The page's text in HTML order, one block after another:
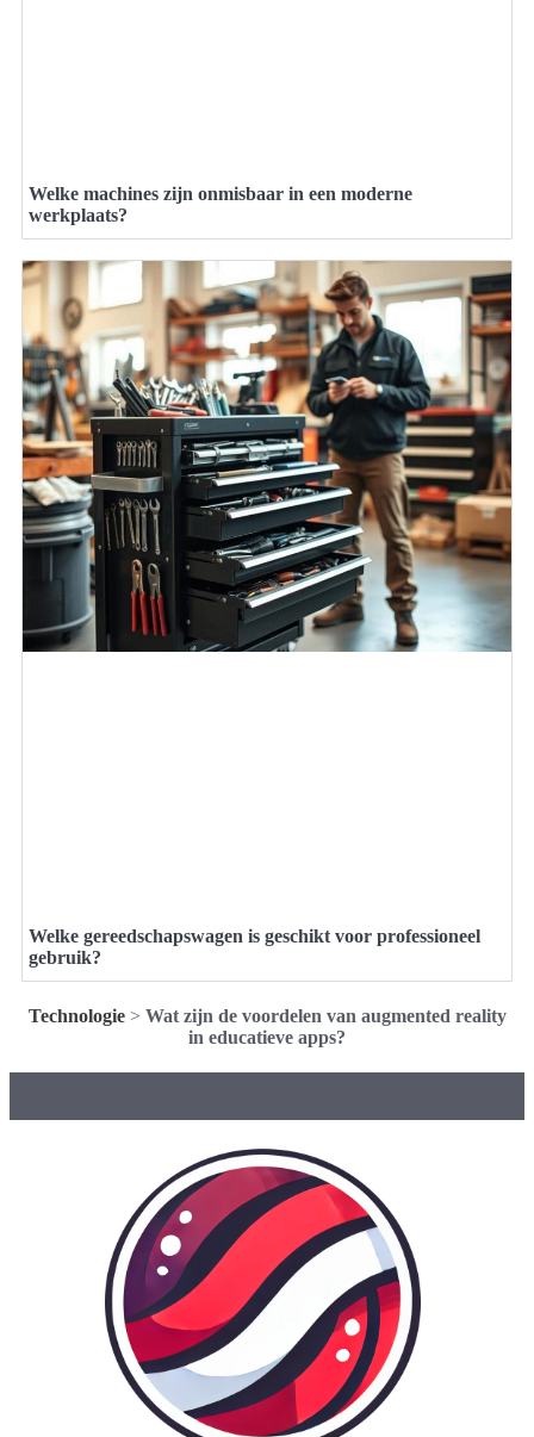
Welke machines zijn onmisbaar in een moderne
werkplaats?
Welke gereedschapswagen is geschikt voor professioneel
gebruik?
Technologie> Wat zijn de voordelen van augmented reality
in educatieve apps?